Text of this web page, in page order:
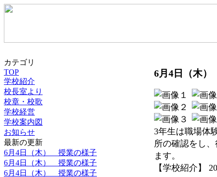
カテゴリ
TOP
学校紹介
校長室より
校章・校歌
学校経営
学校案内図
お知らせ
最新の更新
6月4日（木） 授業の様子
6月4日（木） 授業の様子
6月4日（木） 授業の様子
6月4日（木
3年生は職場体
所の確認をし
ます。
【学校紹介】